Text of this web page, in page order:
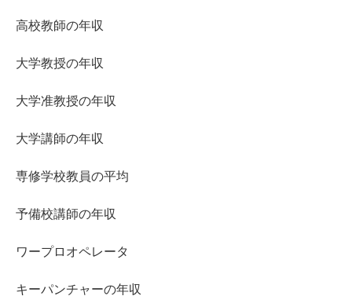
高校教師の年収
大学教授の年収
大学准教授の年収
大学講師の年収
専修学校教員の平均
予備校講師の年収
ワープロオペレータ
キーパンチャーの年収